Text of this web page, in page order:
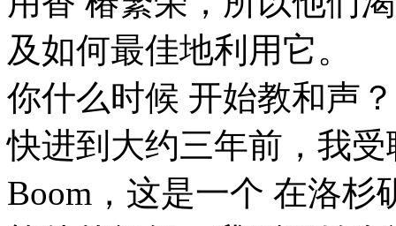
及如何最佳地利用它。
你什么时候 开始教和声？
快进到大约三年前，我受
Boom，这是一个 在洛